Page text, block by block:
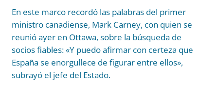
En este marco recordó las palabras del primer
ministro canadiense, Mark Carney, con quien se
reunió ayer en Ottawa, sobre la búsqueda de
socios fiables: «Y puedo afirmar con certeza que
España se enorgullece de figurar entre ellos»,
subrayó el jefe del Estado.